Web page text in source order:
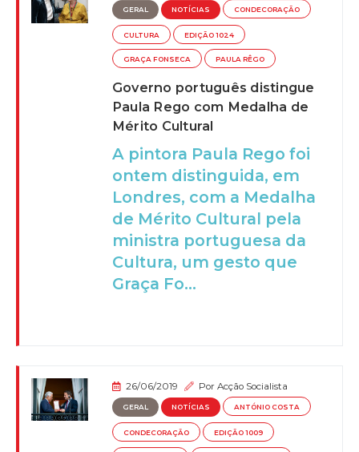
GERAL NOTÍCIAS CONDECORAÇÃO
CULTURA EDIÇÃO 1024
GRAÇA FONSECA PAULA RÊGO
Governo português distingue
Paula Rego com Medalha de
Mérito Cultural
A pintora Paula Rego foi
ontem distinguida, em
Londres, com a Medalha
de Mérito Cultural pela
ministra portuguesa da
Cultura, um gesto que
Graça Fo...
26/06/2019 PorAcção Socialista
GERAL NOTÍCIAS ANTÓNIO COSTA
CONDECORAÇÃO EDIÇÃO 1009